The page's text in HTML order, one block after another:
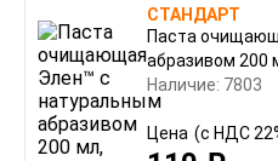
СТАНДАРТ
Паста
абразивом 200
Наличие: 7803
Цена (с НДС